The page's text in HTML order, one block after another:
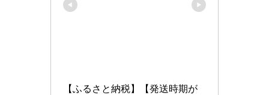
【ふるさと納税】【発送時期が